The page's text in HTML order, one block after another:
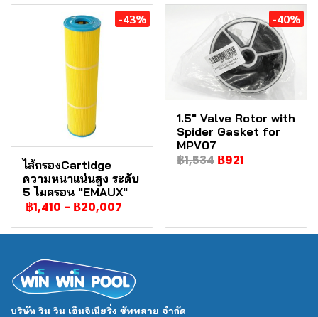
-43%
ไส้กรองCartidge
ความหนาแน่นสูง ระดับ
5 ไมครอน "EMAUX"
฿1,410 - ฿20,007
-40%
1.5" Valve Rotor with
Spider Gasket for
MPV07
฿1,534 ฿921
บริษัท วิน วิน เอ็นจิเนียริ่ง ซัพพลาย จำกัด